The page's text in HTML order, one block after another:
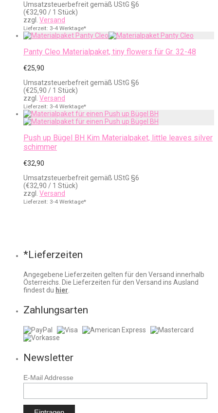
Umsatzsteuerbefreit gemäß UStG §6
(€32,90 / 1 Stück)
zzgl. Versand
Lieferzeit: 3-4 Werktage*
Panty Cleo Materialpaket, tiny flowers für Gr. 32-48
€25,90
Umsatzsteuerbefreit gemäß UStG §6
(€25,90 / 1 Stück)
zzgl. Versand
Lieferzeit: 3-4 Werktage*
Push up Bügel BH Kim Materialpaket, little leaves silver
schimmer
€32,90
Umsatzsteuerbefreit gemäß UStG §6
(€32,90 / 1 Stück)
zzgl. Versand
Lieferzeit: 3-4 Werktage*
*Lieferzeiten
Angegebene Lieferzeiten gelten für den Versand innerhalb
Österreichs. Die Lieferzeiten für den Versand ins Ausland
findest du hier.
Zahlungsarten
Newsletter
E-Mail Addresse